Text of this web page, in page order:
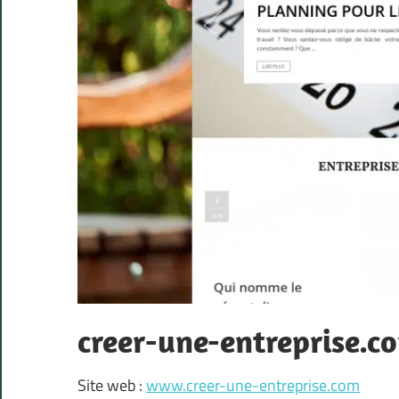
creer-une-
Site web :www.creer-une-entreprise.com